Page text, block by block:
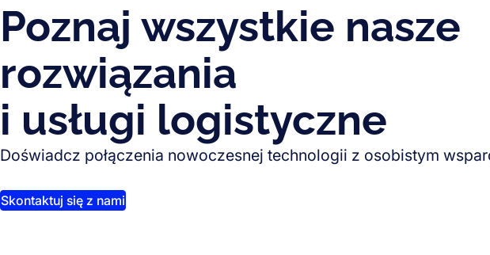
Poznaj wszystkie nasze
rozwiązania
i usługi logistyczne
Doświadcz połączenia nowoczesnej technologii z osobistym
Skontaktuj się z nami